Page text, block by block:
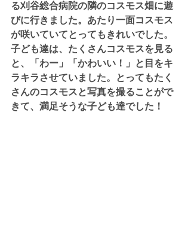
る刈谷総合病院の隣のコスモス畑に遊
びに行きました。あたり一面コスモス
が咲いていてとってもきれいでした。
子ども達は、たくさんコスモスを見る
と、「わー」「かわいい！」と目をキ
ラキラさせていました。とってもたく
さんのコスモスと写真を撮ることがで
きて、満足そうな子ども達でした！